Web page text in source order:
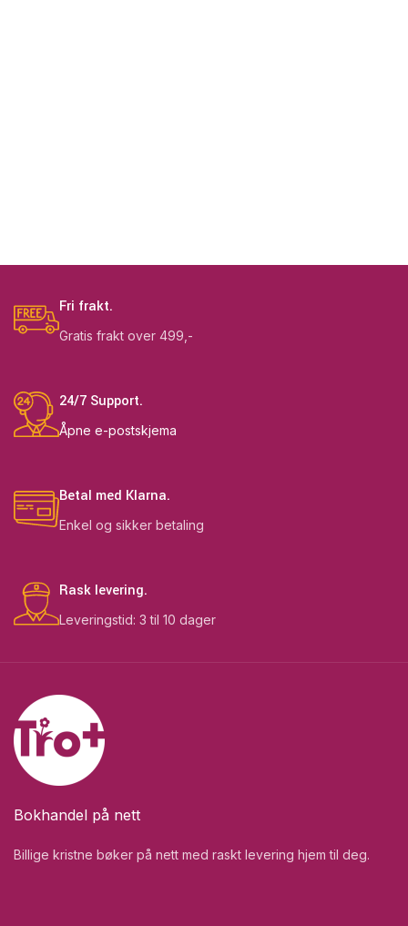
Fri frakt.
Gratis frakt over 499,-
24/7 Support.
Åpne e-postskjema
Betal med Klarna.
Enkel og sikker betaling
Rask levering.
Leveringstid: 3 til 10 dager
Bokhandel på nett
Billige kristne bøker på nett med raskt levering hjem til deg.